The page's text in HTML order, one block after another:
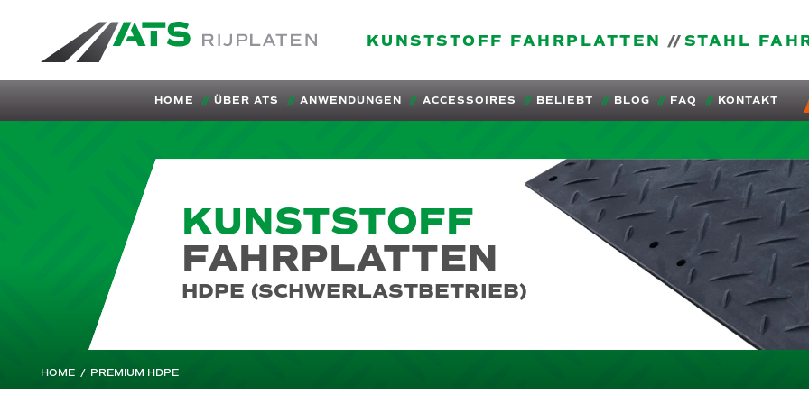
KUNSTSTOFF FAHRPLATTEN STAHL
ATS-Trading.nl
HOME ÜBER ATS ANWENDUNGEN ACCESSOIRES BELIEBT BLOG FAQ KONTAKT
KUNSTSTOFF
FAHRPLATTEN
HDPE (SCHWERLASTBETRIEB)
HOME / PREMIUM HDPE